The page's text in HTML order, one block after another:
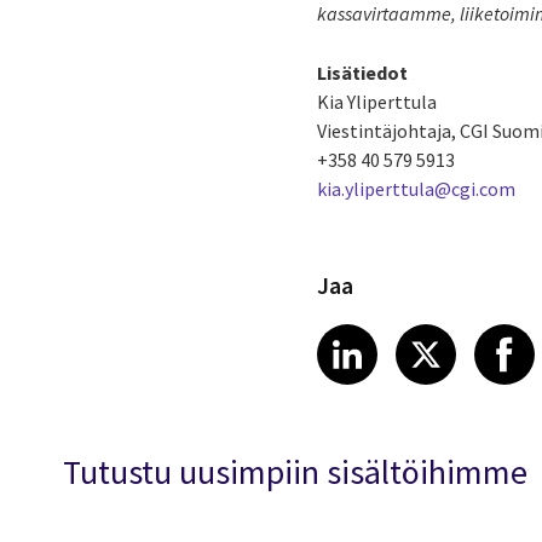
kassavirtaamme,
Lisätiedot
Kia Yliperttula
Viestintäjohtaja, CGI Suomi
+358 40 579 5913
kia.yliperttula@cgi.com
Jaa
Share article
LinkedIn
Share
X
Tutustu uusimpiin sisältöihimme